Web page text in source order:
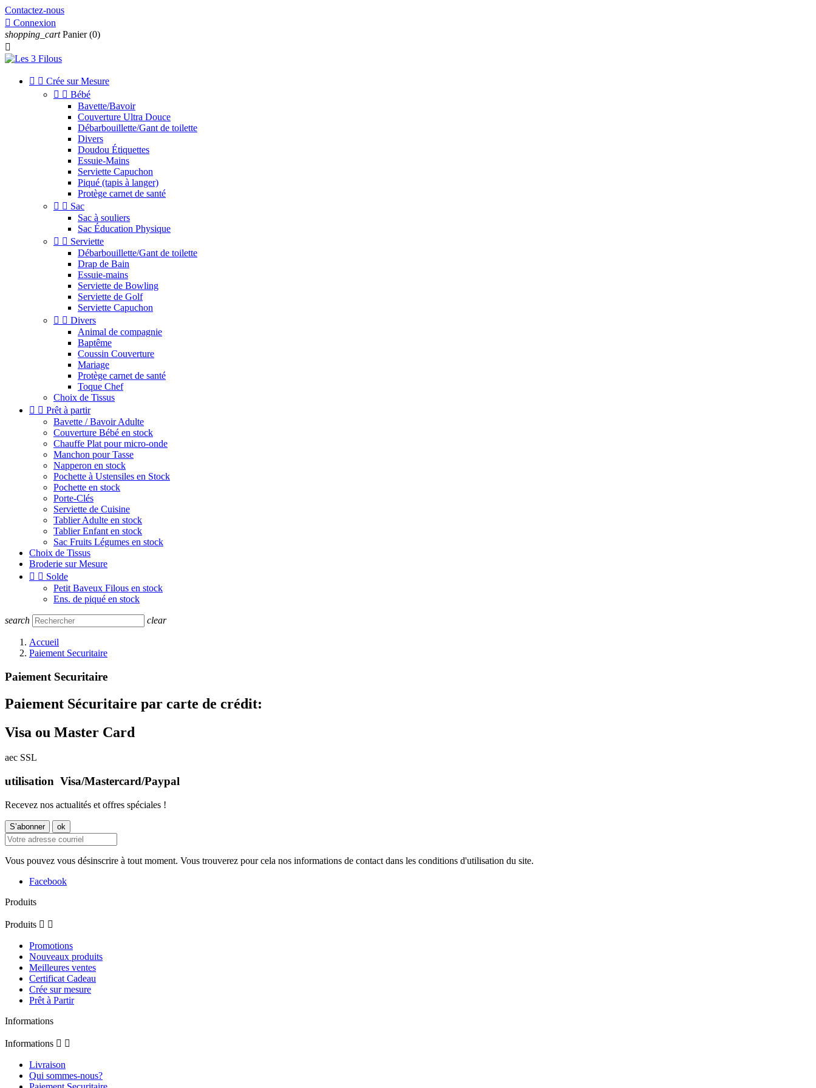
Contactez-nous
 Connexion
shopping_cart Panier (0)

  Crée sur Mesure
  Bébé
Bavette/Bavoir
Couverture Ultra Douce
Débarbouillette/Gant de toilette
Divers
Doudou Étiquettes
Essuie-Mains
Serviette Capuchon
Piqué (tapis à langer)
Protège carnet de santé
  Sac
Sac à souliers
Sac Éducation Physique
  Serviette
Débarbouillette/Gant de toilette
Drap de Bain
Essuie-mains
Serviette de Bowling
Serviette de Golf
Serviette Capuchon
  Divers
Animal de compagnie
Baptême
Coussin Couverture
Mariage
Protège carnet de santé
Toque Chef
Choix de Tissus
  Prêt à partir
Bavette / Bavoir Adulte
Couverture Bébé en stock
Chauffe Plat pour micro-onde
Manchon pour Tasse
Napperon en stock
Pochette à Ustensiles en Stock
Pochette en stock
Porte-Clés
Serviette de Cuisine
Tablier Adulte en stock
Tablier Enfant en stock
Sac Fruits Légumes en stock
Choix de Tissus
Broderie sur Mesure
  Solde
Petit Baveux Filous en stock
Ens. de piqué en stock
search clear
Accueil
Paiement Securitaire
Paiement Securitaire
Paiement Sécuritaire par carte de crédit:
Visa ou Master Card
aec SSL
utilisation Visa/Mastercard/Paypal
Recevez nos actualités et offres spéciales !
Vous pouvez vous désinscrire à tout moment. Vous trouverez pour cela nos informations de contact dans les conditions d'utilisation du site.
Facebook
Produits
Produits  
Promotions
Nouveaux produits
Meilleures ventes
Certificat Cadeau
Crée sur mesure
Prêt à Partir
Informations
Informations  
Livraison
Qui sommes-nous?